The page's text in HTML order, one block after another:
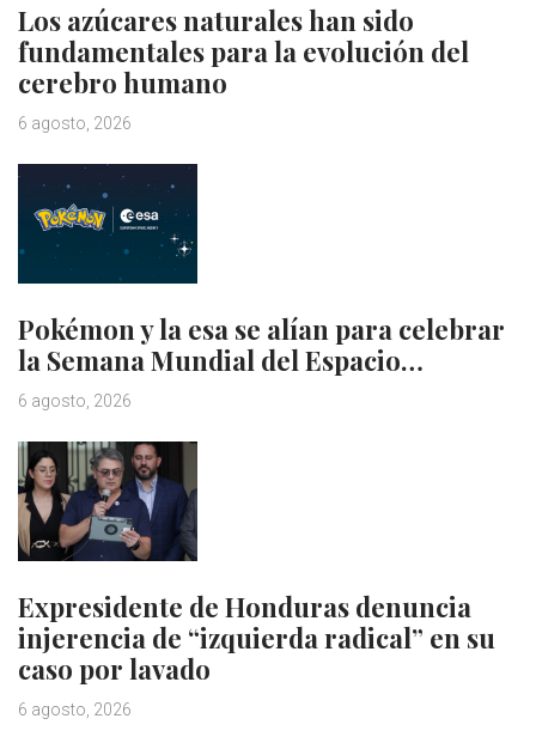
Los azúcares naturales han sido
fundamentales para la evolución del
cerebro humano
6 agosto, 2026
Pokémon y la esa se alían para celebrar
la Semana Mundial del Espacio…
6 agosto, 2026
Expresidente de Honduras denuncia
injerencia de “izquierda radical” en su
caso por lavado
6 agosto, 2026